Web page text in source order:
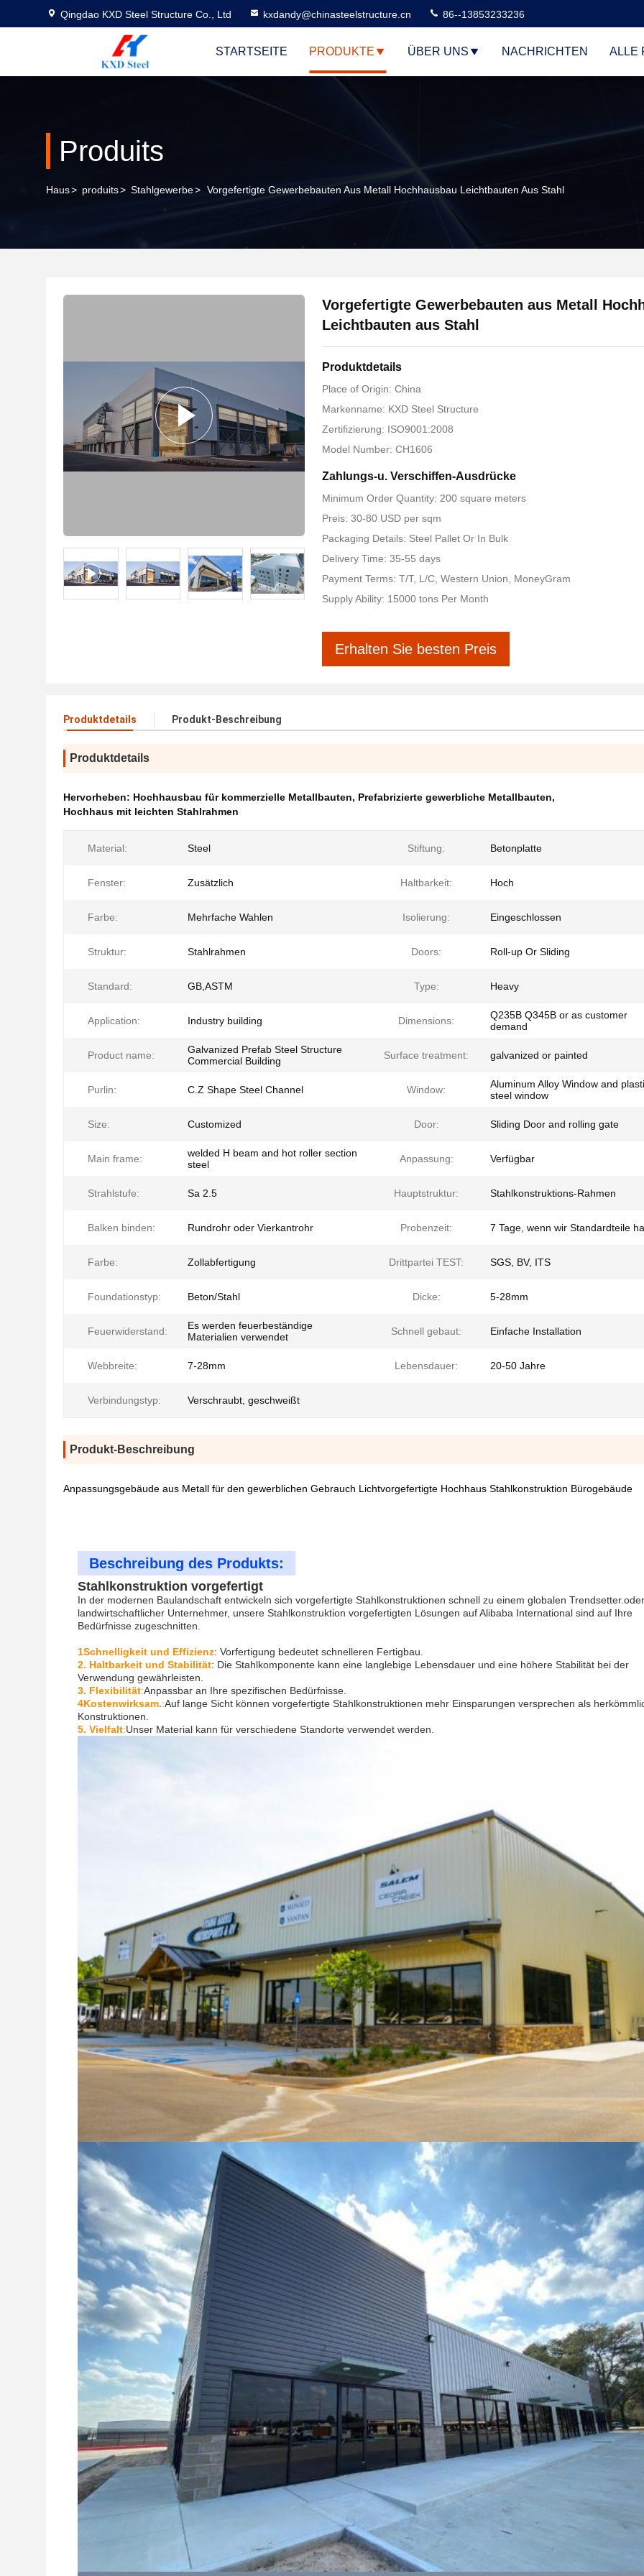
Qingdao KXD Steel Structure Co., Ltd kxdandy@chinasteelstructure.cn 86--13853233236
STARTSEITE PRODUKTE ÜBER UNS NACHRICHTEN ALLE
Produits
Haus> produits> Stahlgewerbe> Vorgefertigte Gewerbebauten Aus Metall Hochhausbau Leichtbauten Aus Stahl
Vorgefertigte Gewerbebauten aus Metall
Leichtbauten aus Stahl
Produktdetails
Place of Origin: China
Markenname: KXD Steel Structure
Zertifizierung: ISO9001:2008
Model Number: CH1606
Zahlungs-u. Verschiffen-Ausdrücke
Minimum Order Quantity: 200 square meters
Preis: 30-80 USD per sqm
Packaging Details: Steel Pallet Or In Bulk
Delivery Time: 35-55 days
Payment Terms: T/T, L/C, Western Union, MoneyGram
Supply Ability: 15000 tons Per Month
Erhalten Sie besten Preis
Produktdetails Produkt-Beschreibung
Produktdetails
Hervorheben: Hochhausbau für kommerzielle Metallbauten, Prefabrizierte gewerbliche Metallbauten,
Hochhaus mit leichten Stahlrahmen
Material: Steel Stiftung: Betonplatte
Fenster: Zusätzlich Haltbarkeit: Hoch
Farbe: Mehrfache Wahlen Isolierung: Eingeschlossen
Struktur: Stahlrahmen Doors: Roll-up Or Sliding
Standard: GB,ASTM Type: Heavy
Application: Industry building Dimensions:
Q235B Q345B or as customer
demand
Product name:
Galvanized Prefab Steel Structure
Commercial Building
Surface treatment: galvanized or painted
Purlin: C.Z Shape Steel Channel Window:
Aluminum Alloy Window and
steel window
Size: Customized Door: Sliding Door and rolling gate
Main frame:
welded H beam and hot roller section
steel
Anpassung: Verfügbar
Strahlstufe: Sa 2.5 Hauptstruktur: Stahlkonstruktions-Rahmen
Balken binden: Rundrohr oder Vierkantrohr Probenzeit: 7 Tage, wenn wir Standardteile
Farbe: Zollabfertigung Drittpartei TEST: SGS, BV, ITS
Foundationstyp: Beton/Stahl Dicke: 5-28mm
Feuerwiderstand:
Es werden feuerbeständige
Materialien verwendet
Schnell gebaut: Einfache Installation
Webbreite: 7-28mm Lebensdauer: 20-50 Jahre
Verbindungstyp: Verschraubt, geschweißt
Produkt-Beschreibung
Anpassungsgebäude aus Metall für den gewerblichen Gebrauch Lichtvorgefertigte Hochhaus Stahlkonstruktion Bürogebäude
Beschreibung des Produkts:
Stahlkonstruktion vorgefertigt
In der modernen Baulandschaft entwickeln sich vorgefertigte Stahlkonstruktionen schnell zu einem globalen
landwirtschaftlicher Unternehmer, unsere Stahlkonstruktion vorgefertigten Lösungen auf Alibaba International sind auf Ihre
Bedürfnisse zugeschnitten.
1Schnelligkeit und Effizienz: Vorfertigung bedeutet schnelleren Fertigbau.
2. Haltbarkeit und Stabilität: Die Stahlkomponente kann eine langlebige Lebensdauer und eine höhere Stabilität bei der
Verwendung gewährleisten.
3. Flexibilität:Anpassbar an Ihre spezifischen Bedürfnisse.
4Kostenwirksam.:Auf lange Sicht können vorgefertigte Stahlkonstruktionen mehr Einsparungen versprechen als
Konstruktionen.
5. Vielfalt:Unser Material kann für verschiedene Standorte verwendet werden.